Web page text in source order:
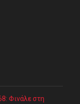
Φινάλε στη